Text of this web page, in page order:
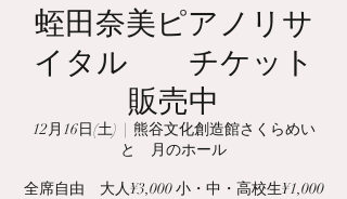
蛭田奈美ピアノリサ
イタル チケット
販売中
12月16日(土)
  |
熊谷文化創造館さくらめい
と 月のホール
全席自由 大人¥3,000 小・中・高校生¥1,000